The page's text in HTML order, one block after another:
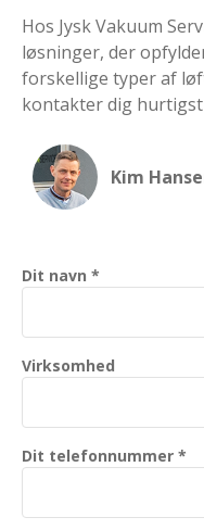
Hos Jysk Vakuum
løsninger, der
forskellige typer af
kontakter dig
Kim
Dit navn *
Virksomhed
Dit telefonnummer *